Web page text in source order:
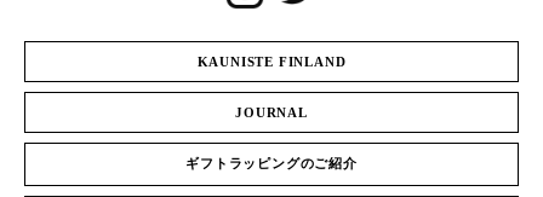
KAUNISTE FINLAND
JOURNAL
ギフトラッピングのご紹介